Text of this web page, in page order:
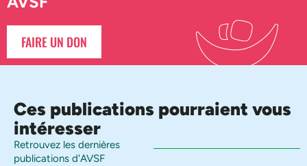
FAIRE UN DON
Ces publications pourraient vous
intéresser
Retrouvez les dernières
publications d'AVSF